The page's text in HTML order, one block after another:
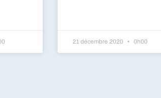
21 décembre 2020 0h00